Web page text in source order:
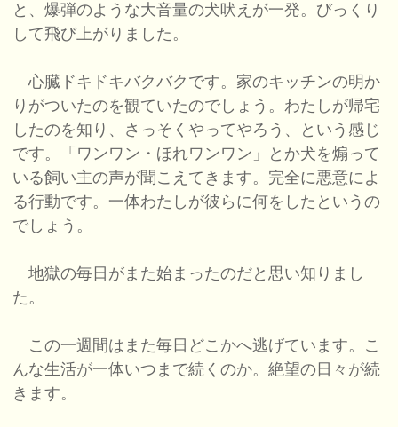
と、爆弾のような大音量の犬吠えが一発。びっくり
して飛び上がりました。
心臓ドキドキバクバクです。家のキッチンの明か
りがついたのを観ていたのでしょう。わたしが帰宅
したのを知り、さっそくやってやろう、という感じ
です。「ワンワン・ほれワンワン」とか犬を煽って
いる飼い主の声が聞こえてきます。完全に悪意によ
る行動です。一体わたしが彼らに何をしたというの
でしょう。
地獄の毎日がまた始まったのだと思い知りまし
た。
この一週間はまた毎日どこかへ逃げています。こ
んな生活が一体いつまで続くのか。絶望の日々が続
きます。